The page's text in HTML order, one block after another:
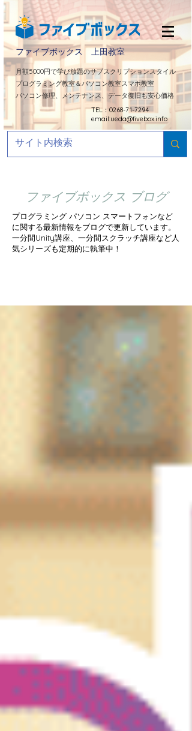
ファイブボックス 上田教室
​月額5000円で学び放題のサブスクリプションスタイル
プログラミング教室＆パソコン教室スマホ教室
パソコン修理、メンテナンス、データ復旧も安心価格
TEL：0268-71-7294
email:ueda@fivebox.info
ファイブボックス ブログ
プログラミング パソコン スマートフォンなど
に関する最新情報をブログで更新しています。
​一分間Unity講座、一分間スクラッチ講座など人
気シリーズも定期的に執筆中！